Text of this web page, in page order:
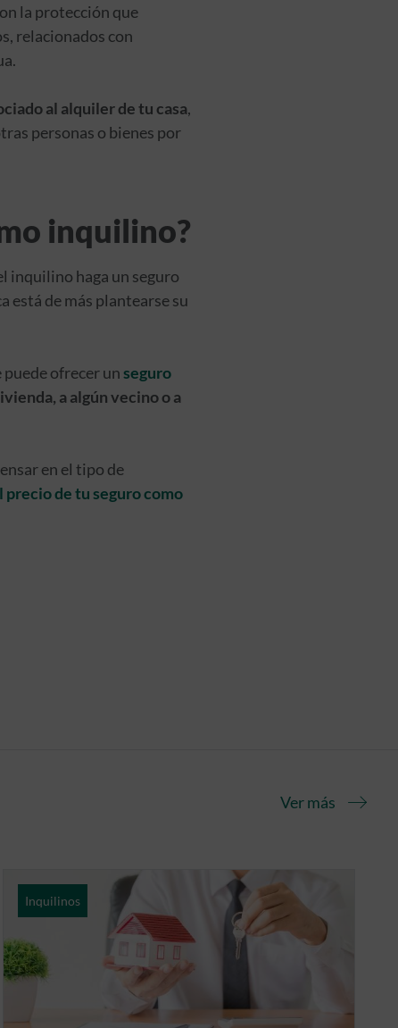
la protección que
relacionados con
al alquiler de tu casa,
personas o bienes por
inquilino?
inquilino haga un seguro
está de más plantearse su
ofrecer unseguro
a algún vecino o a
en el tipo de
precio de tu seguro como
Ver más
Inquilinos